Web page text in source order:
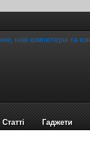
Статті Гаджети